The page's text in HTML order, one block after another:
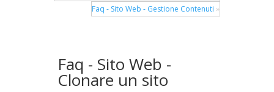
Faq - Sito Web - Gestione Contenuti »
Faq - Sito Web -
Clonare un sito